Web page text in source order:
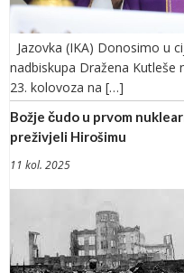
Jazovka (IKA) Donosimo u
nadbiskupa Dražena Kutleše
23. kolovoza na […]
Božje čudo u prvom
preživjeli Hirošimu
11 kol. 2025